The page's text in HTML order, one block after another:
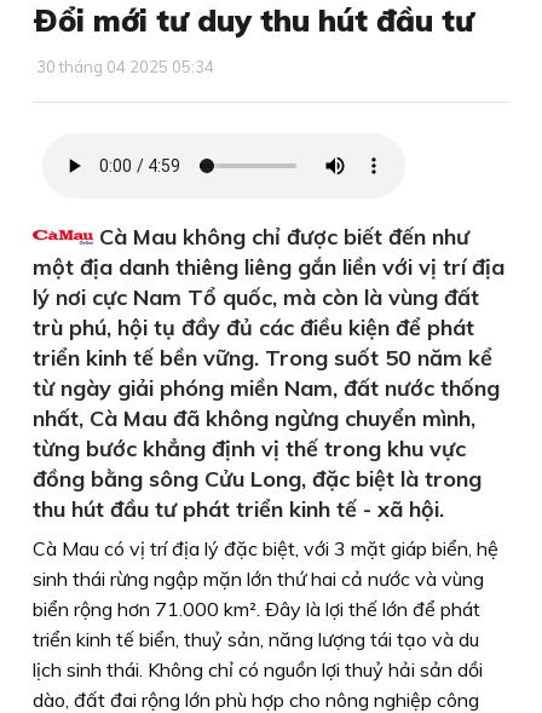
Ðổi mới tư duy thu hút đầu tư
30 tháng 04 2025 05:34
Cà Mau không chỉ được biết đến như
một địa danh thiêng liêng gắn liền với vị trí địa
lý nơi cực Nam Tổ quốc, mà còn là vùng đất
trù phú, hội tụ đầy đủ các điều kiện để phát
triển kinh tế bền vững. Trong suốt 50 năm kể
từ ngày giải phóng miền Nam, đất nước thống
nhất, Cà Mau đã không ngừng chuyển mình,
từng bước khẳng định vị thế trong khu vực
đồng bằng sông Cửu Long, đặc biệt là trong
thu hút đầu tư phát triển kinh tế - xã hội.
Cà Mau có vị trí địa lý đặc biệt, với 3 mặt giáp biển, hệ
sinh thái rừng ngập mặn lớn thứ hai cả nước và vùng
biển rộng hơn 71.000 km². Ðây là lợi thế lớn để phát
triển kinh tế biển, thuỷ sản, năng lượng tái tạo và du
lịch sinh thái. Không chỉ có nguồn lợi thuỷ hải sản dồi
dào, đất đai rộng lớn phù hợp cho nông nghiệp công